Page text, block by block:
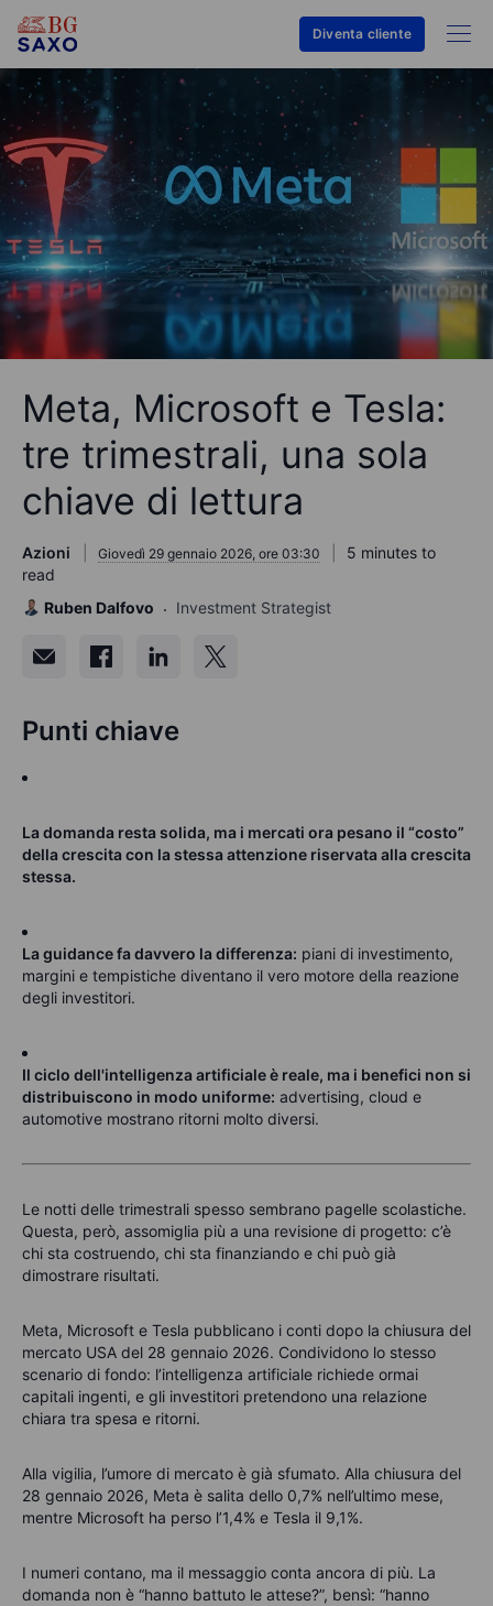
Diventa cliente
Meta, Microsoft e Tesla:
tre trimestrali, una sola
chiave di lettura
Azioni Giovedì 29 gennaio 2026, ore 03:30
5 minutes to
read
Ruben Dalfovo
Investment Strategist
Punti chiave
La domanda resta solida, ma i mercati ora pesano il “costo”
della crescita con la stessa attenzione riservata alla crescita
stessa.
La guidance fa davvero la differenza: piani di investimento,
margini e tempistiche diventano il vero motore della reazione
degli investitori.
Il ciclo dell'intelligenza artificiale è reale, ma i benefici non si
distribuiscono in modo uniforme: advertising, cloud e
automotive mostrano ritorni molto diversi.
Le notti delle trimestrali spesso sembrano pagelle scolastiche.
Questa, però, assomiglia più a una revisione di progetto: c’è
chi sta costruendo, chi sta finanziando e chi può già
dimostrare risultati.
Meta, Microsoft e Tesla pubblicano i conti dopo la chiusura del
mercato USA del 28 gennaio 2026. Condividono lo stesso
scenario di fondo: l’intelligenza artificiale richiede ormai
capitali ingenti, e gli investitori pretendono una relazione
chiara tra spesa e ritorni.
Alla vigilia, l’umore di mercato è già sfumato. Alla chiusura del
28 gennaio 2026, Meta è salita dello 0,7% nell’ultimo mese,
mentre Microsoft ha perso l’1,4% e Tesla il 9,1%.
I numeri contano, ma il messaggio conta ancora di più. La
domanda non è “hanno battuto le attese?”, bensì: “hanno